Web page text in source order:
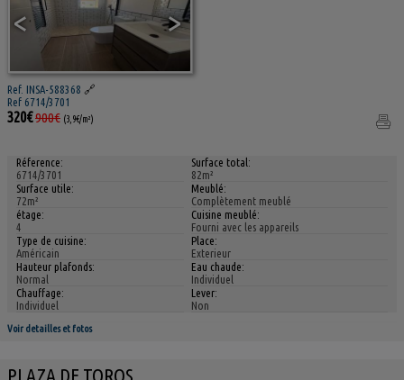
< >
Ref. INSA-588368 🔗
Ref 6714/3701
320€900€ (3,9€/m²)
Réference:
6714/3701
Surface total:
82m²
Surface utile:
72m²
Meublé:
Complètement meublé
étage:
4
Cuisine meublé:
Fourni avec les appareils
Type de cuisine:
Américain
Place:
Exterieur
Hauteur plafonds:
Normal
Eau chaude:
Individuel
Chauffage:
Individuel
Lever:
Non
Voir detailles et fotos
PLAZA DE TOROS,